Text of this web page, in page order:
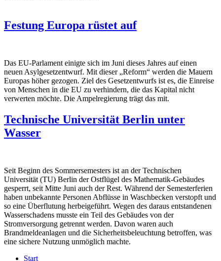
Festung Europa rüstet auf
Das EU-Parlament einigte sich im Juni dieses Jahres auf einen
neuen Asylgesetzentwurf. Mit dieser „Reform“ werden die Mauern
Europas höher gezogen. Ziel des Gesetzentwurfs ist es, die Einreise
von Menschen in die EU zu verhindern, die das Kapital nicht
verwerten möchte. Die Ampelregierung trägt das mit.
Technische Universität Berlin unter
Wasser
Seit Beginn des Sommersemesters ist an der Technischen
Universität (TU) Berlin der Ostflügel des Mathematik-Gebäudes
gesperrt, seit Mitte Juni auch der Rest. Während der Semesterferien
haben unbekannte Personen Abflüsse in Waschbecken verstopft und
so eine Überflutung herbeigeführt. Wegen des daraus entstandenen
Wasserschadens musste ein Teil des Gebäudes von der
Stromversorgung getrennt werden. Davon waren auch
Brandmeldeanlagen und die Sicherheitsbeleuchtung betroffen, was
eine sichere Nutzung unmöglich machte.
Start